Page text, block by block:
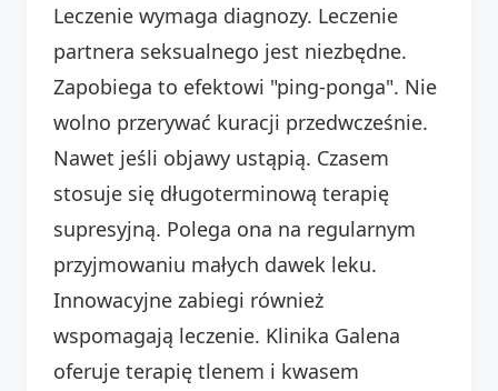
Leczenie wymaga diagnozy. Leczenie
partnera seksualnego jest niezbędne.
Zapobiega to efektowi "ping-ponga". Nie
wolno przerywać kuracji przedwcześnie.
Nawet jeśli objawy ustąpią. Czasem
stosuje się długoterminową terapię
supresyjną. Polega ona na regularnym
przyjmowaniu małych dawek leku.
Innowacyjne zabiegi również
wspomagają leczenie. Klinika Galena
oferuje terapię tlenem i kwasem